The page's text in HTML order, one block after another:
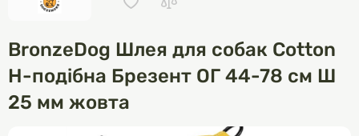
+38 (068) 479 28
BronzeDog Шлея для собак Сotton
Н-подібна Брезент ОГ 44-78 см Ш
25 мм жовта